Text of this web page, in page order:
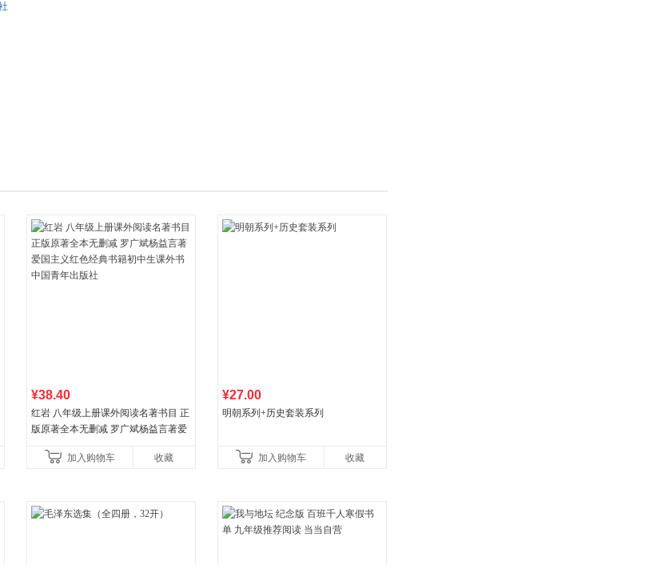
¥38.40
红岩 八年级上册课外阅读名著书目 正
版原著全本无删减 罗广斌杨益言著爱
国青年出版社加入购物车 收藏
¥27.00
明朝系列+历史套装系列
加入购物车 收藏